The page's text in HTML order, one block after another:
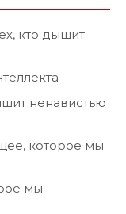
кто дышит
ненавистью
которое мы
мы